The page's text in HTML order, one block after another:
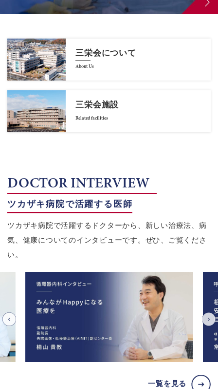
三栄会について
About Us
三栄会施設
Related facilities
DOCTOR INTERVIEW
ツカザキ病院で活躍する医師
ツカザキ病院で活躍するドクターから、新しい治療法、病
気、健康についてのインタビューです。ぜひ、ご覧くださ
い。
一覧を見る